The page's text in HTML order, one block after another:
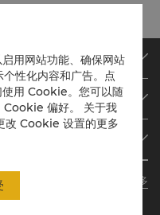
了解更多
用网站功能、确保网站
性化内容和广告。点
使用 Cookie。您可以随
Cookie 偏好。 关于我
改 Cookie 设置的更多